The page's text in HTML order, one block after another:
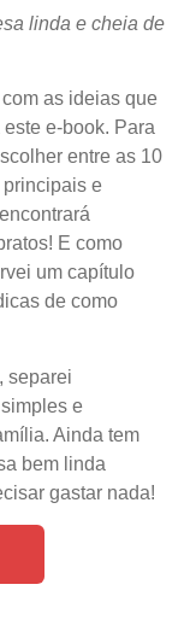
linda e cheia de
as ideias que
e-book. Para
entre as 10
principais e
E como
um capítulo
de como
separei
e
Ainda tem
bem linda
gastar nada!